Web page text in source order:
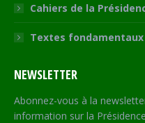
Cahiers de la
Textes fondamentaux
NEWSLETTER
Abonnez-vous à la
information sur la